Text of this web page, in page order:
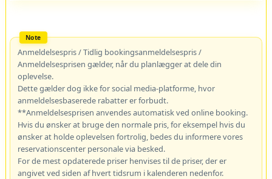
Anmeldelsespris / Tidlig bookingsanmeldelsespris /
Anmeldelsesprisen gælder, når du planlægger at dele din
oplevelse.
Dette gælder dog ikke for social media-platforme, hvor
anmeldelsesbaserede rabatter er forbudt.
**Anmeldelsesprisen anvendes automatisk ved online booking.
Hvis du ønsker at bruge den normale pris, for eksempel hvis du
ønsker at holde oplevelsen fortrolig, bedes du informere vores
reservationscenter personale via besked.
For de mest opdaterede priser henvises til de priser, der er
angivet ved siden af hvert tidsrum i kalenderen nedenfor.